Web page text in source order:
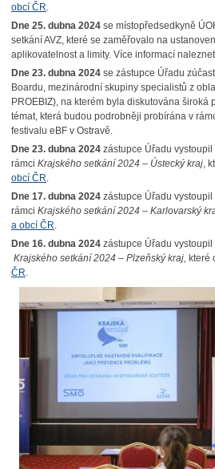
obcí ČR
Dne 25. dubna 2024 se místopředsedkyně
setkání AVZ, které se zaměřovalo na
aplikovatelnost a limity. Více informací
Dne 23. dubna 2024se zástupce Úřadu
Boardu, mezinárodní skupiny specialistů z
PROEBIZ), na kterém byla diskutována široká
témat, která budou podrobněji probírána v
festivalu eBF v Ostravě.
Dne 23. dubna 2024 zástupce Úřadu
rámci Krajského setkání 2024 – Ústecký kraj,
obcí ČR
Dne 17. dubna 2024 zástupce Úřadu
rámci Krajského setkání 2024 – Karlovarský
a obcí ČR
Dne 16. dubna 2024 zástupce Úřadu
Krajského setkání 2024 – Plzeňský kraj, které
ČR